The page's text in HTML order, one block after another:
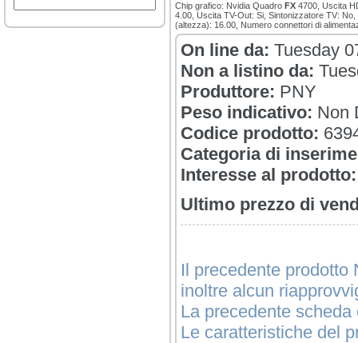
Chip grafico: Nvidia Quadro FX 4700, Uscita
4.00, Uscita TV-Out: Si, Sintonizzatore TV:
(altezza): 16.00, Numero connettori di
On line da: Tuesday
Non a listino da:
Produttore: PNY
Peso indicativo: Non
Codice prodotto:
Categoria di
Interesse al prodotto:
Ultimo prezzo di
Il precedente prodotto
inoltre alcun
La precedente
Le caratteristiche del